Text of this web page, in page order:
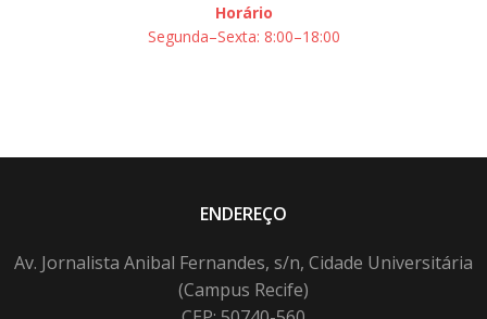
Horário
Segunda–Sexta: 8:00–18:00
ENDEREÇO
Av. Jornalista Anibal Fernandes, s/n, Cidade Universitária
(Campus Recife)